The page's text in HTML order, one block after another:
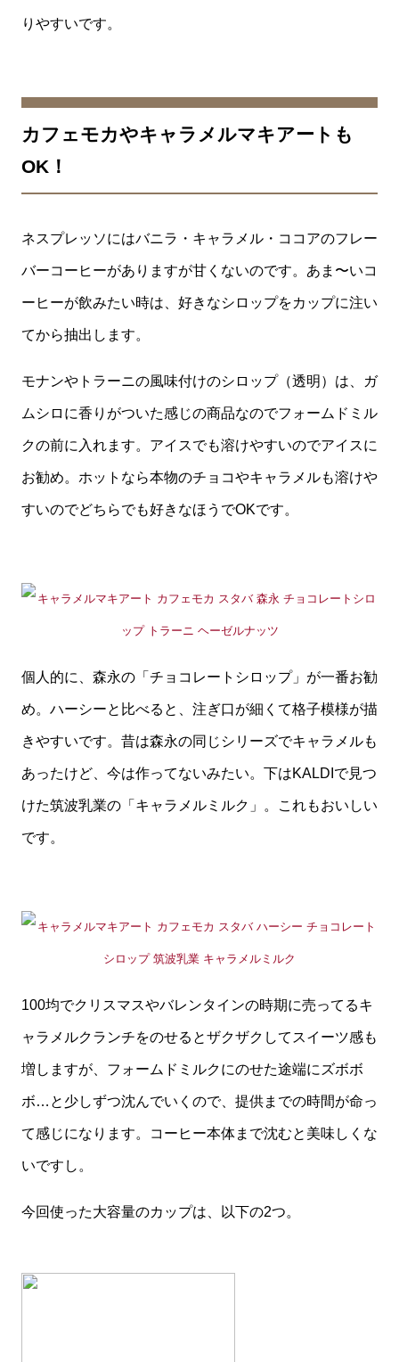
りやすいです。
カフェモカやキャラメルマキアートも
OK！
ネスプレッソにはバニラ・キャラメル・ココアのフレー
バーコーヒーがありますが甘くないのです。あま〜いコ
ーヒーが飲みたい時は、好きなシロップをカップに注い
てから抽出します。
モナンやトラーニの風味付けのシロップ（透明）は、ガ
ムシロに香りがついた感じの商品なのでフォームドミル
クの前に入れます。アイスでも溶けやすいのでアイスに
お勧め。ホットなら本物のチョコやキャラメルも溶けや
すいのでどちらでも好きなほうでOKです。
個人的に、森永の「チョコレートシロップ」が一番お勧
め。ハーシーと比べると、注ぎ口が細くて格子模様が描
きやすいです。昔は森永の同じシリーズでキャラメルも
あったけど、今は作ってないみたい。下はKALDIで見つ
けた筑波乳業の「キャラメルミルク」。これもおいしい
です。
100均でクリスマスやバレンタインの時期に売ってるキ
ャラメルクランチをのせるとザクザクしてスイーツ感も
増しますが、フォームドミルクにのせた途端にズボボ
ボ…と少しずつ沈んでいくので、提供までの時間が命っ
て感じになります。コーヒー本体まで沈むと美味しくな
いですし。
今回使った大容量のカップは、以下の2つ。